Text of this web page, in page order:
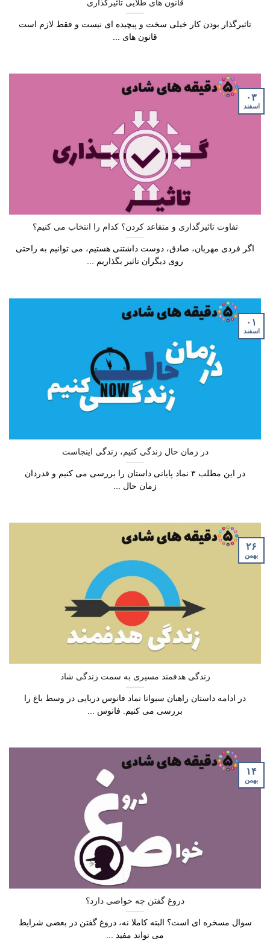
قانون های طلایی تاثیرگذاری
تاثیرگذار بودن کار خیلی سخت و پیچیده ای نیست و فقط لازم است
قانون های ...
تفاوت تاثیرگذاری و متقاعد کردن؟ کدام را انتخاب می کنیم؟
اگر فردی مهربان، صادق، دوست داشتنی هستیم، می توانیم به راحتی
روی دیگران تاثیر بگذاریم ...
۰۳
اسفند
در زمان حال زندگی کنیم، زندگی اینجاست
در این مطلب ۳ نماد پایانی داستان را بررسی می کنیم و قدردان
زمان حال ...
۰۱
اسفند
زندگی هدفمند مسیری به سمت زندگی شاد
در ادامه داستان راهبان سیوانا نماد فانوس دریایی در وسط باغ را
بررسی می کنیم. فانوس ...
۲۶
بهمن
دروغ گفتن چه خواصی دارد؟
سوال مسخره ای است؟ البته کاملا نه، دروغ گفتن در بعضی شرایط
می تواند مفید ...
۱۴
بهمن